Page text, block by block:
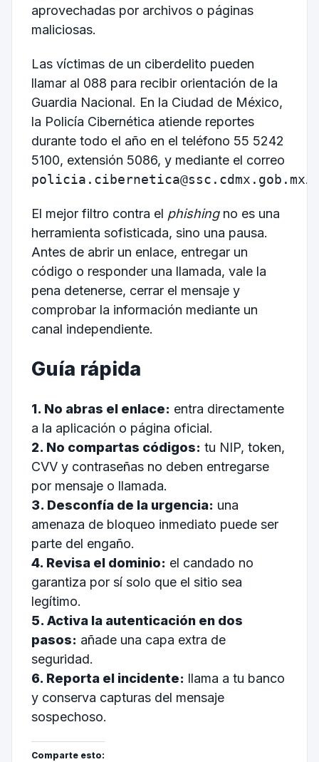
aprovechadas por archivos o páginas
maliciosas.
Las víctimas de un ciberdelito pueden
llamar al 088 para recibir orientación de la
Guardia Nacional. En la Ciudad de México,
la Policía Cibernética atiende reportes
durante todo el año en el teléfono 55 5242
5100, extensión 5086, y mediante el correo
policia.cibernetica@ssc.cdmx.gob.mx.
El mejor filtro contra el phishingno es una
herramienta sofisticada, sino una pausa.
Antes de abrir un enlace, entregar un
código o responder una llamada, vale la
pena detenerse, cerrar el mensaje y
comprobar la información mediante un
canal independiente.
Guía rápida
1. No abras el enlace: entra directamente
a la aplicación o página oficial.
2. No compartas códigos: tu NIP, token,
CVV y contraseñas no deben entregarse
por mensaje o llamada.
3. Desconfía de la urgencia: una
amenaza de bloqueo inmediato puede ser
parte del engaño.
4. Revisa el dominio: el candado no
garantiza por sí solo que el sitio sea
legítimo.
5. Activa la autenticación en dos
pasos: añade una capa extra de
seguridad.
6. Reporta el incidente: llama a tu banco
y conserva capturas del mensaje
sospechoso.
Comparte esto: